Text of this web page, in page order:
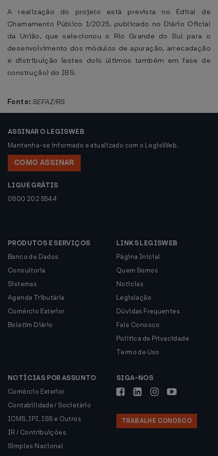
A realização do projeto está prevista no Edital de
Chamamento Público 1/2025, publicado no Diário Oficial
da União, que selecionou o Rio Grande do Sul para o
desenvolvimento dos módulos de apuração, arrecadação
e distribuição (estes dois últimos também em fase de
construção) do IBS.
Fonte: SEFAZ/RS
ASSINAR O LEGISWEB
Mantenha-se informado e atualizado com o LegisWeb.
COMO ASSINAR
LIGUE GRÁTIS
0800 202 5544
PRODUTOS E SERVIÇOS
Banco de Dados
Consultoria
Sistemas
Agenda Tributária
Comércio Exterior
Boletim Diário
LINKS LEGISWEB
Página Inicial
Quem Somos
Notícias
Legislação
Dúvidas Frequentes
Fale Conosco
Política de Privacidade
Termo de Uso
NOTÍCIAS POR ASSUNTO
Comércio Exterior
Contabilidade / Societário
ICMS, IPI, ISS e Outros
IR / Contribuições
Simples Nacional
SIGA-NOS
TRABALHE CONOSCO